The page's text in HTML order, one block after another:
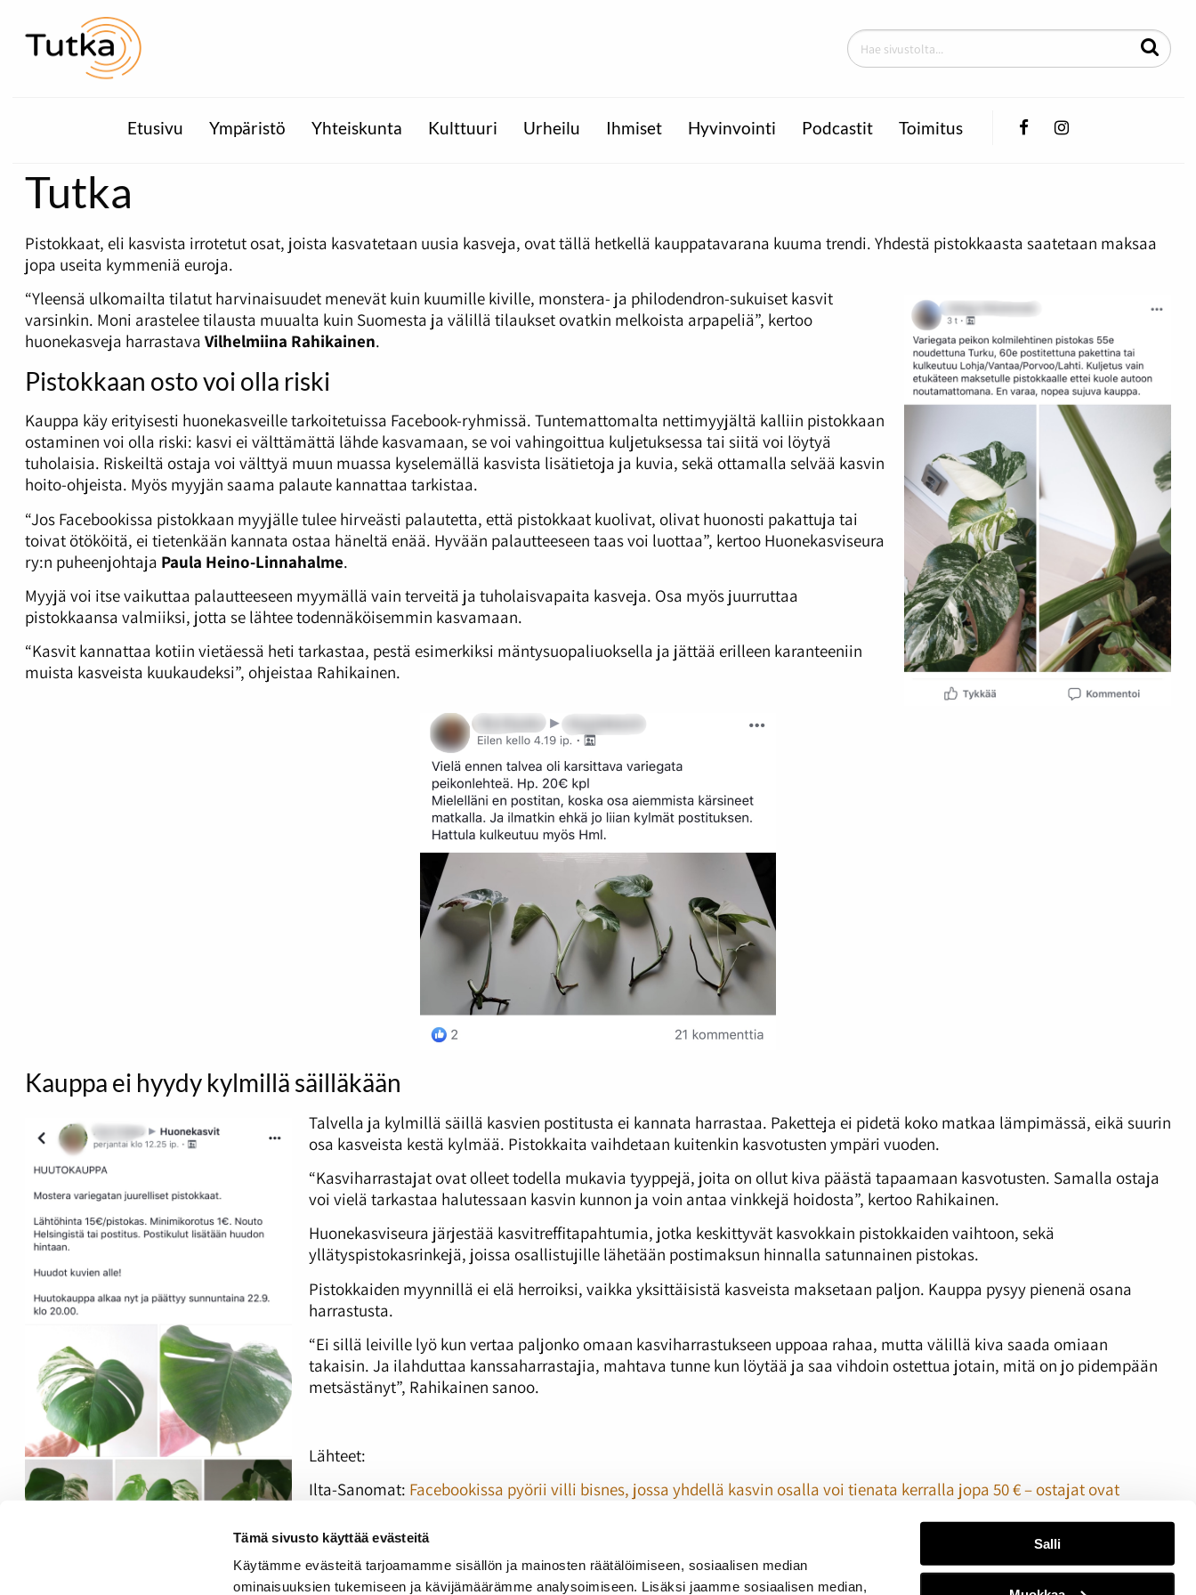
Tämä sivusto käyttää evästeitä
Käytämme evästeitä tarjoamamme sisällön ja mainosten räätälöimiseen, sosiaalisen median
ominaisuuksien tukemiseen ja kävijämäärämme analysoimiseen. Lisäksi jaamme sosiaalisen median,
Salli
Etusivu Ympäristö Yhteiskunta Kulttuuri Urheilu Ihmiset Hyvinvointi Podcastit Toimitus FacebookInstagram
Tutka
Pistokkaat, eli kasvista irrotetut osat, joista kasvatetaan uusia kasveja, ovat tällä hetkellä kauppatavarana kuuma trendi. Yhdestä pistokkaasta saatetaan maksaa
jopa useita kymmeniä euroja.
“Yleensä ulkomailta tilatut harvinaisuudet menevät kuin kuumille kiville, monstera- ja philodendron-sukuiset kasvit
varsinkin. Moni arastelee tilausta muualta kuin Suomesta ja välillä tilaukset ovatkin melkoista arpapeliä”, kertoo
huonekasveja harrastava Vilhelmiina Rahikainen.
Pistokkaan osto voi olla riski
Kauppa käy erityisesti huonekasveille tarkoitetuissa Facebook-ryhmissä. Tuntemattomalta nettimyyjältä kalliin pistokkaan
ostaminen voi olla riski: kasvi ei välttämättä lähde kasvamaan, se voi vahingoittua kuljetuksessa tai siitä voi löytyä
tuholaisia. Riskeiltä ostaja voi välttyä muun muassa kyselemällä kasvista lisätietoja ja kuvia, sekä ottamalla selvää kasvin
hoito-ohjeista. Myös myyjän saama palaute kannattaa tarkistaa.
“Jos Facebookissa pistokkaan myyjälle tulee hirveästi palautetta, että pistokkaat kuolivat, olivat huonosti pakattuja tai
toivat ötököitä, ei tietenkään kannata ostaa häneltä enää. Hyvään palautteeseen taas voi luottaa”, kertoo Huonekasviseura
ry:n puheenjohtaja Paula Heino-Linnahalme.
Myyjä voi itse vaikuttaa palautteeseen myymällä vain terveitä ja tuholaisvapaita kasveja. Osa myös juurruttaa
pistokkaansa valmiiksi, jotta se lähtee todennäköisemmin kasvamaan.
“Kasvit kannattaa kotiin vietäessä heti tarkastaa, pestä esimerkiksi mäntysuopaliuoksella ja jättää erilleen karanteeniin
muista kasveista kuukaudeksi”, ohjeistaa Rahikainen.
Kauppa ei hyydy kylmillä säilläkään
Talvella ja kylmillä säillä kasvien postitusta ei kannata harrastaa. Paketteja ei pidetä koko matkaa lämpimässä, eikä suurin
osa kasveista kestä kylmää. Pistokkaita vaihdetaan kuitenkin kasvotusten ympäri vuoden.
“Kasviharrastajat ovat olleet todella mukavia tyyppejä, joita on ollut kiva päästä tapaamaan kasvotusten. Samalla ostaja
voi vielä tarkastaa halutessaan kasvin kunnon ja voin antaa vinkkejä hoidosta”, kertoo Rahikainen.
Huonekasviseura järjestää kasvitreffitapahtumia, jotka keskittyvät kasvokkain pistokkaiden vaihtoon, sekä
yllätyspistokasrinkejä, joissa osallistujille lähetään postimaksun hinnalla satunnainen pistokas.
Pistokkaiden myynnillä ei elä herroiksi, vaikka yksittäisistä kasveista maksetaan paljon. Kauppa pysyy pienenä osana
harrastusta.
“Ei sillä leiville lyö kun vertaa paljonko omaan kasviharrastukseen uppoaa rahaa, mutta välillä kiva saada omiaan
takaisin. Ja ilahduttaa kanssaharrastajia, mahtava tunne kun löytää ja saa vihdoin ostettua jotain, mitä on jo pidempään
metsästänyt”, Rahikainen sanoo.
Lähteet:
Ilta-Sanomat: Facebookissa pyörii villi bisnes, jossa yhdellä kasvin osalla voi tienata kerralla jopa 50 € – ostajat ovat
Yle:Viherkasvi postitettuna kotiovelle – Facebookin pistokasbisneksellä ei rikastu, mutta siitä saa hyvän mielen: ”On tosi
kivaa saada kotiin sellainen pakattu kasvi”